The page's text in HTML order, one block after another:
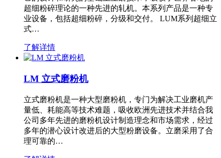
超细粉碎理论的一种先进的轧机。本系列产品是一种专
业设备，包括超细粉碎，分级和交付。 LUM系列超细立
式…
了解详情
LM 立式磨粉机
立式磨粉机是一种大型磨粉机，专门为解决工业磨机产
量低、耗能高等技术难题，吸收欧洲先进技术并结合我
公司多年先进的磨粉机设计制造理念和市场需求，经过
多年的潜心设计改进后的大型粉磨设备。立磨采用了合
理可靠的…